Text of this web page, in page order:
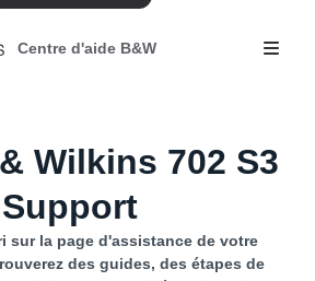
Centre d'aide B&W
Wilkins 702 S3
Support
sur la page d'assistance de votre
des guides, des étapes de